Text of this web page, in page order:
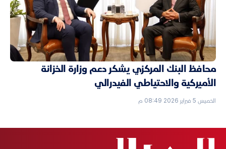
محافظ البنك المركزي يشكر دعم وزارة الخزانة
الأميركية والاحتياطي الفيدرالي
الخميس 5 فبراير 2026 08:49 م